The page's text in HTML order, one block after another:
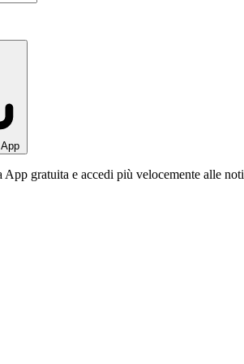
App gratuita e accedi più velocemente alle